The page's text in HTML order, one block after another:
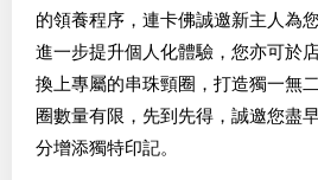
的領養程序，連卡佛誠邀新主人為
進一步提升個人化體驗，您亦可於
換上專屬的串珠頸圈，打造獨一無
圈數量有限，先到先得，誠邀您盡
分增添獨特印記。